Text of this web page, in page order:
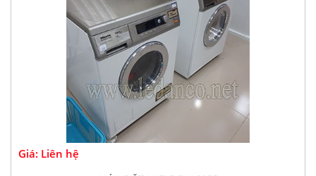
Giá: Liên hệ